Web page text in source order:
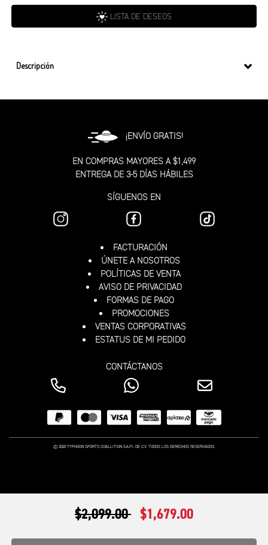
PRECIO REDUCIDO DE
$2,099.00A $1,679.00
LISTA DE DESEOS
Descripción
¡ENVÍO GRATIS!
EN COMPRAS MAYORES A $1,499
ENTREGA DE 3-5 DÍAS HÁBILES
SÍGUENOS EN
FACTURACIÓN
ÚNETE A NOSOTROS
POLÍTICAS DE VENTA
AVISO DE PRIVACIDAD
FORMAS DE PAGO
PROMOCIONES
VENTAS CORPORATIVAS
ESTATUS DE MI PEDIDO
CONTÁCTANOS
© 2020 TYPHOON SPORTS COALLITION S.A.P.I. DE C.V. TODOS LOS DERECHOS RESERVADOS.